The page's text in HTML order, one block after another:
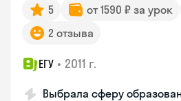
5 от 1590 ₽ за урок
2 отзыва
ЕГУ • 2011 г.
Выбрала сферу